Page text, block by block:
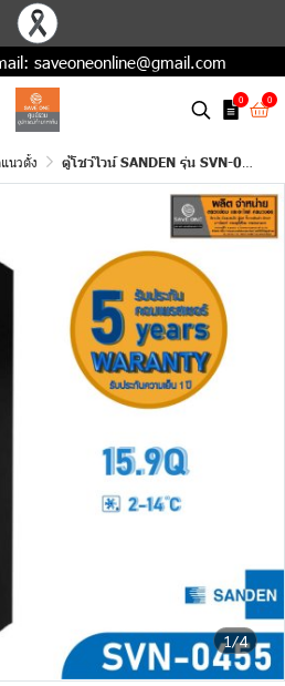
saveoneonline@gmail.com
0 0
นวตั้ง ตู้โชว์ไวน์ SANDEN รุ่น SVN-0455 1 ประตู
1/4